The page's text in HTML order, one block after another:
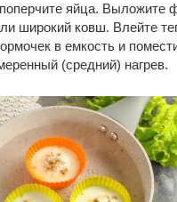
яйца. Выложите
широкий ковш. Влейте
в емкость и
(средний) нагрев.